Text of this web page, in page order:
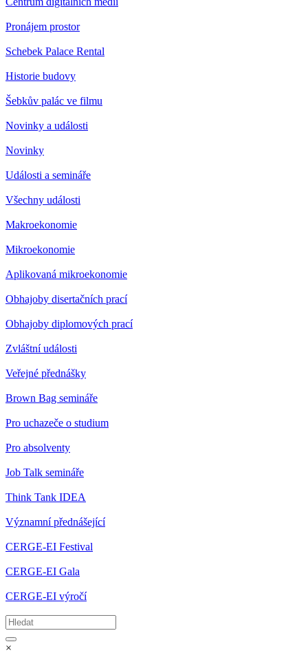
Pronájem prostor
Schebek Palace Rental
Historie budovy
Šebkův palác ve filmu
Novinky a události
Novinky
Události a semináře
Všechny události
Makroekonomie
Mikroekonomie
Aplikovaná mikroekonomie
Obhajoby disertačních prací
Obhajoby diplomových prací
Zvláštní události
Veřejné přednášky
Brown Bag semináře
Pro uchazeče o studium
Pro absolventy
Job Talk semináře
Think Tank IDEA
Významní přednášející
CERGE-EI Festival
CERGE-EI Gala
CERGE-EI výročí
×